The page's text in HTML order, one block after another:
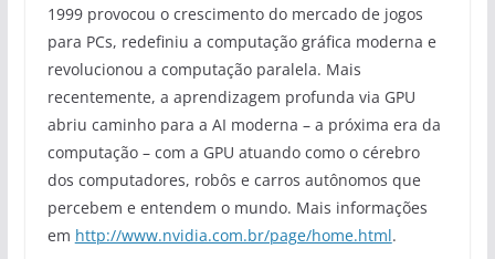
1999 provocou o crescimento do mercado de jogos
para PCs, redefiniu a computação gráfica moderna e
revolucionou a computação paralela. Mais
recentemente, a aprendizagem profunda via GPU
abriu caminho para a AI moderna – a próxima era da
computação – com a GPU atuando como o cérebro
dos computadores, robôs e carros autônomos que
percebem e entendem o mundo. Mais informações
em http://www.nvidia.com.br/page/home.html.